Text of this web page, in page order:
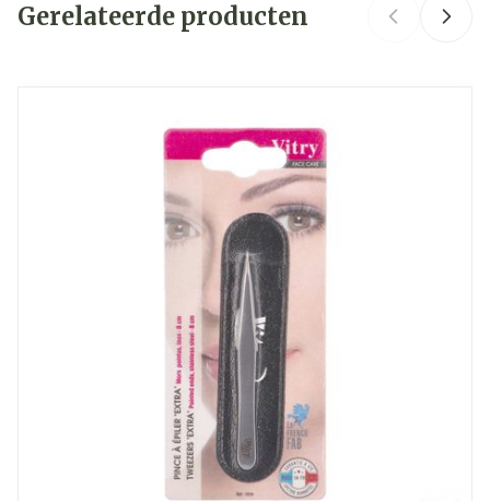
Kamertemperatuur (15°C -
25°C)
Gerelateerde producten